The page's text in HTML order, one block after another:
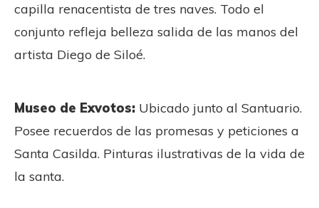
capilla renacentista de tres naves. Todo el
conjunto refleja belleza salida de las manos del
artista Diego de Siloé.
Museo de Exvotos: Ubicado junto al Santuario.
Posee recuerdos de las promesas y peticiones a
Santa Casilda. Pinturas ilustrativas de la vida de
la santa.